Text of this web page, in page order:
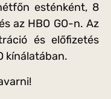
esténként, 8
az HBO GO-n. Az
és előfizetés
kínálatában.